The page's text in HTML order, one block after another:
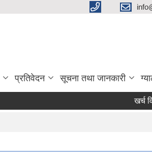
प्रतिवेदन सूचना तथा जानकारी
खर्च